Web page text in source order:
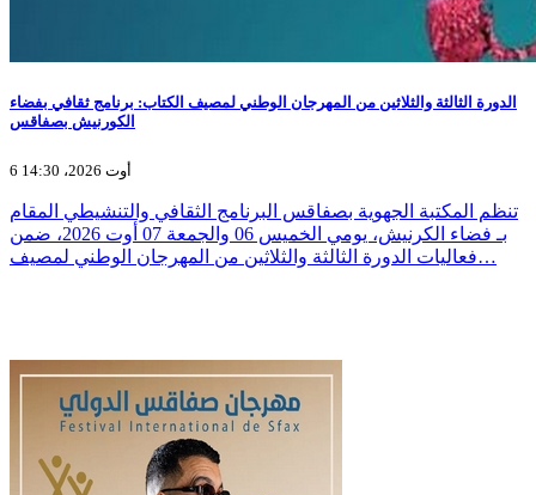
الدورة الثالثة والثلاثين من المهرجان الوطني لمصيف الكتاب: برنامج ثقافي بفضاء
الكورنيش بصفاقس
6 أوت 2026، 14:30
تنظم المكتبة الجهوية بصفاقس البرنامج الثقافي والتنشيطي المقام
بـ فضاء الكرنيش، يومي الخميس 06 والجمعة 07 أوت 2026، ضمن
فعاليات الدورة الثالثة والثلاثين من المهرجان الوطني لمصيف…